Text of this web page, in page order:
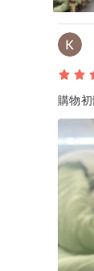
購物